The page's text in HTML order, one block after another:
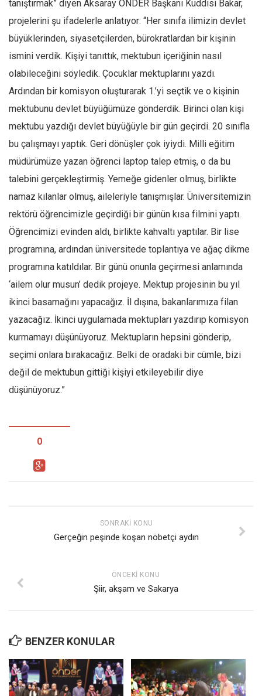
tanıştırmak” diyen Aksaray ÖNDER Başkanı Kuddisi Bakar,
projelerini şu ifadelerle anlatıyor: “Her sınıfa ilimizin devlet
büyüklerinden, siyasetçilerden, bürokratlardan bir kişinin
ismini verdik. Kişiyi tanıttık, mektubun içeriğinin nasıl
olabileceğini söyledik. Çocuklar mektuplarını yazdı.
Ardından bir komisyon oluşturarak 1.’yi seçtik ve o kişinin
mektubunu devlet büyüğümüze gönderdik. Birinci olan kişi
mektubu yazdığı devlet büyüğüyle bir gün geçirdi. 20 sınıfla
bu çalışmayı yaptık. Geri dönüşler çok iyiydi. Milli eğitim
müdürümüze yazan öğrenci laptop talep etmiş, o da bu
talebini gerçekleştirmiş. Yemeğe gidenler olmuş, birlikte
namaz kılanlar olmuş, aileleriyle tanışmışlar. Üniversitemizin
rektörü öğrencimizle geçirdiği bir günün kısa filmini yaptı.
Öğrencimizi evinden aldı, birlikte kahvaltı yaptılar. Bir lise
programına, ardından üniversitede toplantıya ve ağaç dikme
programına katıldılar. Bir günü onunla geçirmesi anlamında
‘ailem olur musun’ dedik projeye. Mektup projesinin bu yıl
ikinci basamağını yapacağız. İl dışına, bakanlarımıza filan
yazacağız. İkinci uygulamada mektupları yazdırıp komisyon
kurmamayı düşünüyoruz. Mektupların hepsini gönderip,
seçimi onlara bırakacağız. Belki de oradaki bir cümle, bizi
değil de mektubun gittiği kişiyi etkileyebilir diye
düşünüyoruz.”
0
SONRAKI KONU
Gerçeğin peşinde koşan nöbetçi aydın
ÖNCEKI KONU
Şiir, akşam ve Sakarya
BENZER KONULAR